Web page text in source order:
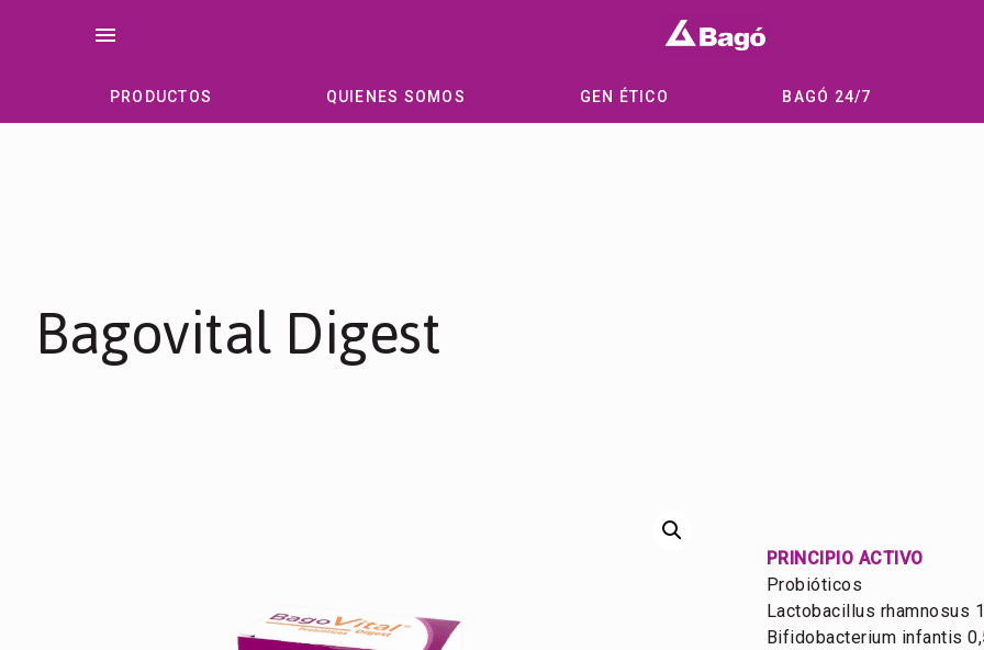
menu
PRODUCTOS QUIENES SOMOS GEN ÉTICO BAGÓ 24/7
Bagovital Digest
PRINCIPIO ACTIVO
Probióticos
Lactobacillus rhamnosus
Bifidobacterium infantis